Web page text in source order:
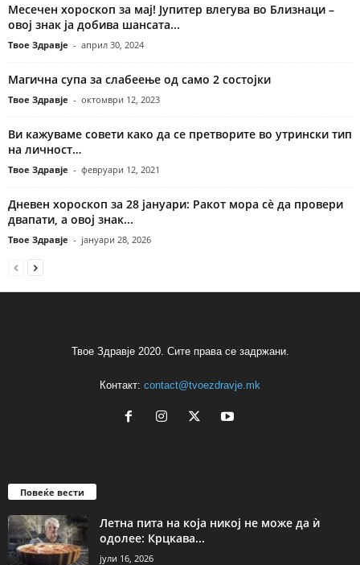
Месечен хороскоп за мај! Јупитер влегува во Близнаци –
овој знак ја добива шансата...
Твое Здравје - април 30, 2024
Магична супа за слабеење од само 2 состојки
Твое Здравје - октомври 12, 2023
Ви кажуваме совети како да се претворите во утрински тип
на личност…
Твое Здравје - февруари 12, 2021
Дневен хороскоп за 28 јануари: Ракот мора сè да провери
двапати, а овој знак...
Твое Здравје - јануари 28, 2026
Твое Здравје 2020. Сите права се задржани.
Контакт: contact@tvoezdravje.mk
Повеќе вести
Летна пита на која никој не може да ѝ
одолее: Крцкава...
јули 16, 2026